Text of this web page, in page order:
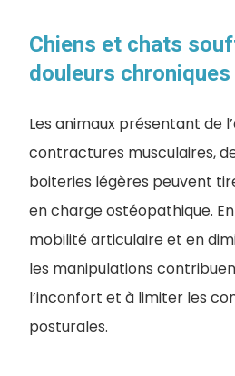
Chiens et chats
douleurs
Les animaux présentant de
contractures musculaires,
boiteries légères peuvent
en charge ostéopathique.
mobilité articulaire et en
les manipulations
l’inconfort et à limiter les
posturales.